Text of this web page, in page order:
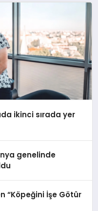
ikinci sırada yer
genelinde
“Köpeğini İşe Götür